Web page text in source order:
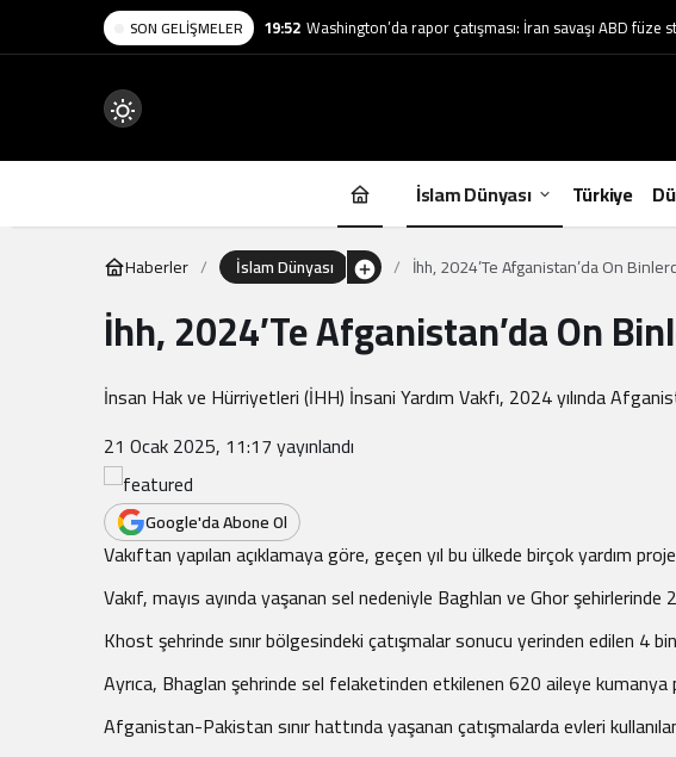
SON GELIŞMELER 19:52 Washington’da rapor çatışması: İran savaşı ABD füze
Mod
değiştir
İslam Dünyası Türkiye
Haberler İslam Dünyası İhh, 2024’Te Afganistan’da On
İhh, 2024’Te Afganistan’da On
İnsan Hak ve Hürriyetleri (İHH) İnsani Yardım Vakfı, 2024 yılında
21 Ocak 2025, 11:17yayınlandı
Google'da Abone Ol
Vakıftan yapılan açıklamaya göre, geçen yıl bu ülkede birçok yardım
Vakıf, mayıs ayında yaşanan sel nedeniyle Baghlan ve Ghor şehirlerinde
Khost şehrinde sınır bölgesindeki çatışmalar sonucu yerinden edilen 4
Ayrıca, Bhaglan şehrinde sel felaketinden etkilenen 620 aileye kumanya
Afganistan-Pakistan sınır hattında yaşanan çatışmalarda evleri